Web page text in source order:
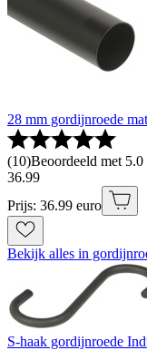
28 mm gordijnroede
(10)Beoordeeld met
36.99
Prijs: 36.99 euro
Bekijk alles in
S-haak gordijnroede